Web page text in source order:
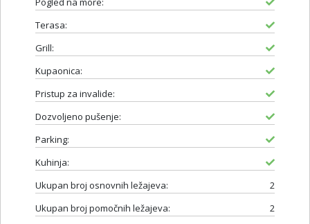
Terasa:
Grill:
Kupaonica:
Pristup za invalide:
Dozvoljeno pušenje:
Parking:
Kuhinja:
Ukupan broj osnovnih ležajeva:
2
Ukupan broj pomočnih ležajeva:
2